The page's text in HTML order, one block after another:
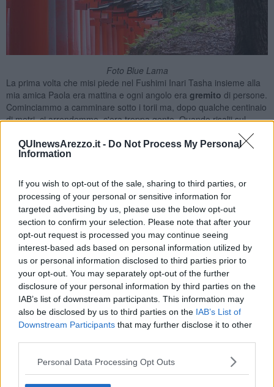
QUInewsArezzo.it - Do Not Process My Personal
Information
If you wish to opt-out of the sale, sharing to third parties, or
processing of your personal or sensitive information for
targeted advertising by us, please use the below opt-out
section to confirm your selection. Please note that after your
opt-out request is processed you may continue seeing
interest-based ads based on personal information utilized by
us or personal information disclosed to third parties prior to
your opt-out. You may separately opt-out of the further
disclosure of your personal information by third parties on the
IAB’s list of downstream participants. This information may
also be disclosed by us to third parties on the IAB’s List of
Downstream Participants that may further disclose it to other
Personal Data Processing Opt Outs
Foto Blue Lama
La prima volta che misi piede nel Fushimi Inari Tasha insieme alla
mia amica Paola era mattina e ogni angolo era gremito di persone.
Cominciammo a camminare sotto i torii ma, dopo qualche centinaio
di metri, ci arrendemmo, c'era troppa gente. Quando risalii sul
treno che ci avrebbe riportato nel centro di Kyoto avvertii però una
fitta di dispiacere. E così un paio di giorni dopo proposi a Paola di
tornarci. Acconsentì subito.
imboccammo la galleria dei torii. Sembrava un altro postorispetto
alla prima visita, i fedeli erano pochissimi e assorti inpreghiera
oppure nelritocon cui si chiede a Inari lagraziaper qualcosa.